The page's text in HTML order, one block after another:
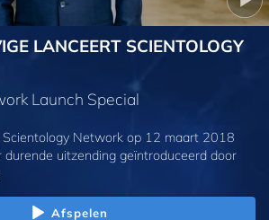
LANCEERT SCIENTOLOGY
Launch Special
Scientology Network op 12 maart 2018
uitzending geïntroduceerd door
Afspelen